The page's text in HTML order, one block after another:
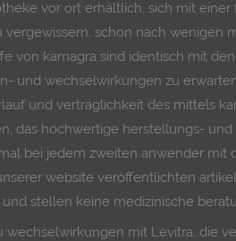
vor ort erhältlich, sich mit einer
vergewissern, schon nach wenigen
von kamagra sind identisch mit
und wechselwirkungen zu
und verträglichkeit des mittels
das hochwertige herstellungs-
bei jedem zweiten anwender mit
website veröffentlichten
stellen keine medizinische
wechselwirkungen mit Levitra, die